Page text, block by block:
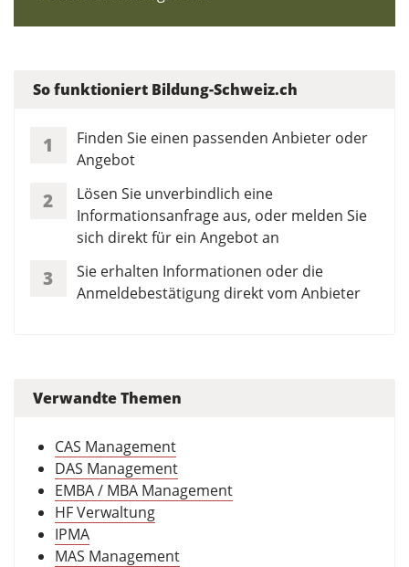
So funktioniert Bildung-Schweiz.ch
1
Finden Sie einen passenden Anbieter oder
Angebot
2
Lösen Sie unverbindlich eine
Informationsanfrage aus, oder melden Sie
sich direkt für ein Angebot an
3
Sie erhalten Informationen oder die
Anmeldebestätigung direkt vom Anbieter
Verwandte Themen
CAS Management
DAS Management
EMBA / MBA Management
HF Verwaltung
IPMA
MAS Management